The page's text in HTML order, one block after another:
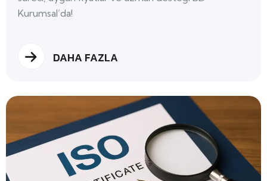
Kurumsal’da!
DAHA FAZLA